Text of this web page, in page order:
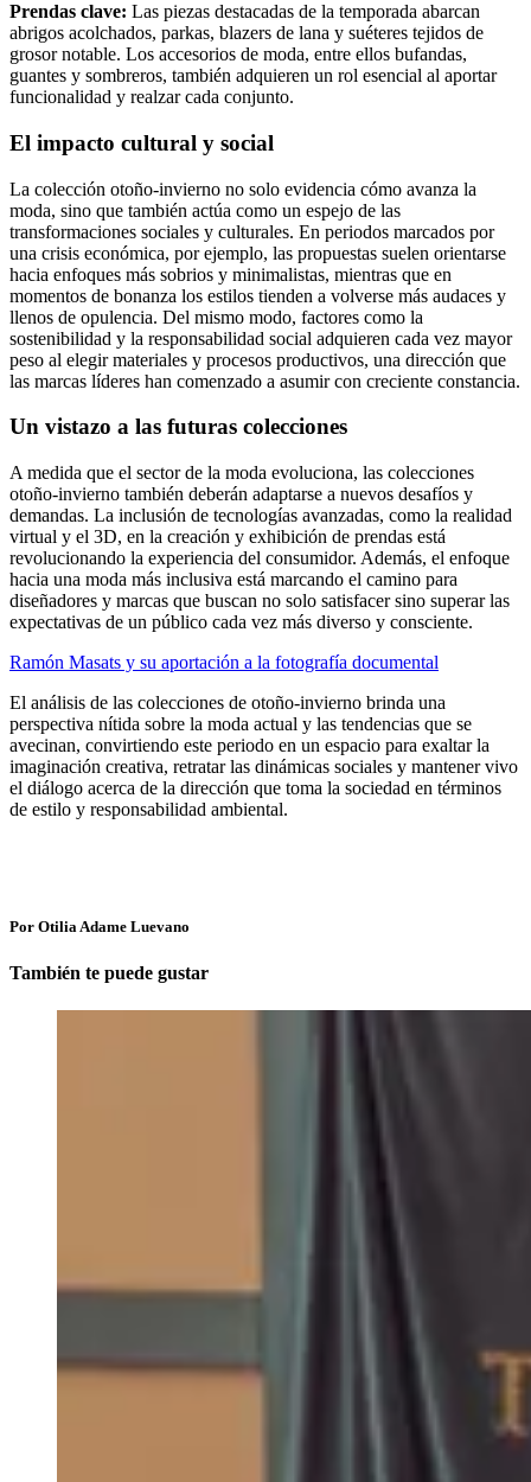
Prendas clave: Las piezas destacadas de la temporada abarcan
abrigos acolchados, parkas, blazers de lana y suéteres tejidos de
grosor notable. Los accesorios de moda, entre ellos bufandas,
guantes y sombreros, también adquieren un rol esencial al aportar
funcionalidad y realzar cada conjunto.
El impacto cultural y social
La colección otoño-invierno no solo evidencia cómo avanza la
moda, sino que también actúa como un espejo de las
transformaciones sociales y culturales. En periodos marcados por
una crisis económica, por ejemplo, las propuestas suelen orientarse
hacia enfoques más sobrios y minimalistas, mientras que en
momentos de bonanza los estilos tienden a volverse más audaces y
llenos de opulencia. Del mismo modo, factores como la
sostenibilidad y la responsabilidad social adquieren cada vez mayor
peso al elegir materiales y procesos productivos, una dirección que
las marcas líderes han comenzado a asumir con creciente constancia.
Un vistazo a las futuras colecciones
A medida que el sector de la moda evoluciona, las colecciones
otoño-invierno también deberán adaptarse a nuevos desafíos y
demandas. La inclusión de tecnologías avanzadas, como la realidad
virtual y el 3D, en la creación y exhibición de prendas está
revolucionando la experiencia del consumidor. Además, el enfoque
hacia una moda más inclusiva está marcando el camino para
diseñadores y marcas que buscan no solo satisfacer sino superar las
expectativas de un público cada vez más diverso y consciente.
Ramón Masats y su aportación a la fotografía documental
El análisis de las colecciones de otoño-invierno brinda una
perspectiva nítida sobre la moda actual y las tendencias que se
avecinan, convirtiendo este periodo en un espacio para exaltar la
imaginación creativa, retratar las dinámicas sociales y mantener vivo
el diálogo acerca de la dirección que toma la sociedad en términos
de estilo y responsabilidad ambiental.
Por Otilia Adame Luevano
También te puede gustar